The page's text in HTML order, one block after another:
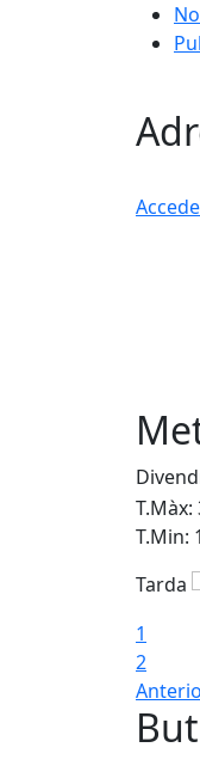
T.Màx:
T.Min:
Tarda
1
2